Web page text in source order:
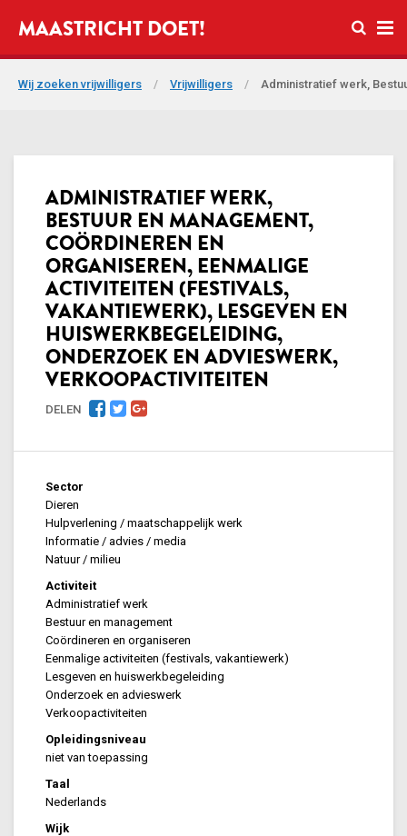
Open
MAASTRICHT DOET!
Wij zoeken vrijwilligers / Vrijwilligers / Administratief werk,
ADMINISTRATIEF WERK,
BESTUUR EN MANAGEMENT,
COÖRDINEREN EN
ORGANISEREN, EENMALIGE
ACTIVITEITEN (FESTIVALS,
VAKANTIEWERK), LESGEVEN EN
HUISWERKBEGELEIDING,
ONDERZOEK EN ADVIESWERK,
VERKOOPACTIVITEITEN
DELEN
Sector
Dieren
Hulpverlening / maatschappelijk werk
Informatie / advies / media
Natuur / milieu
Activiteit
Administratief werk
Bestuur en management
Coördineren en organiseren
Eenmalige activiteiten (festivals, vakantiewerk)
Lesgeven en huiswerkbegeleiding
Onderzoek en advieswerk
Verkoopactiviteiten
Opleidingsniveau
niet van toepassing
Taal
Nederlands
Wijk